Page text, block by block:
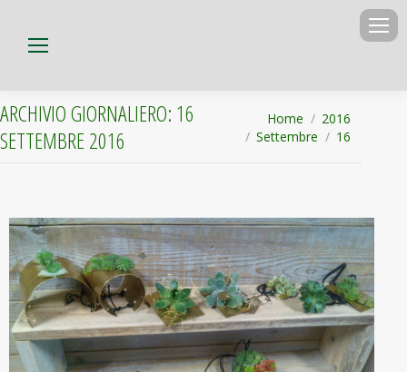
ARCHIVIO GIORNALIERO: 16
SETTEMBRE 2016
Tu sei qui:
Home
2016
Settembre
16